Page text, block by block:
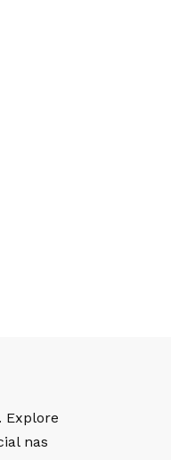
Explore
nas